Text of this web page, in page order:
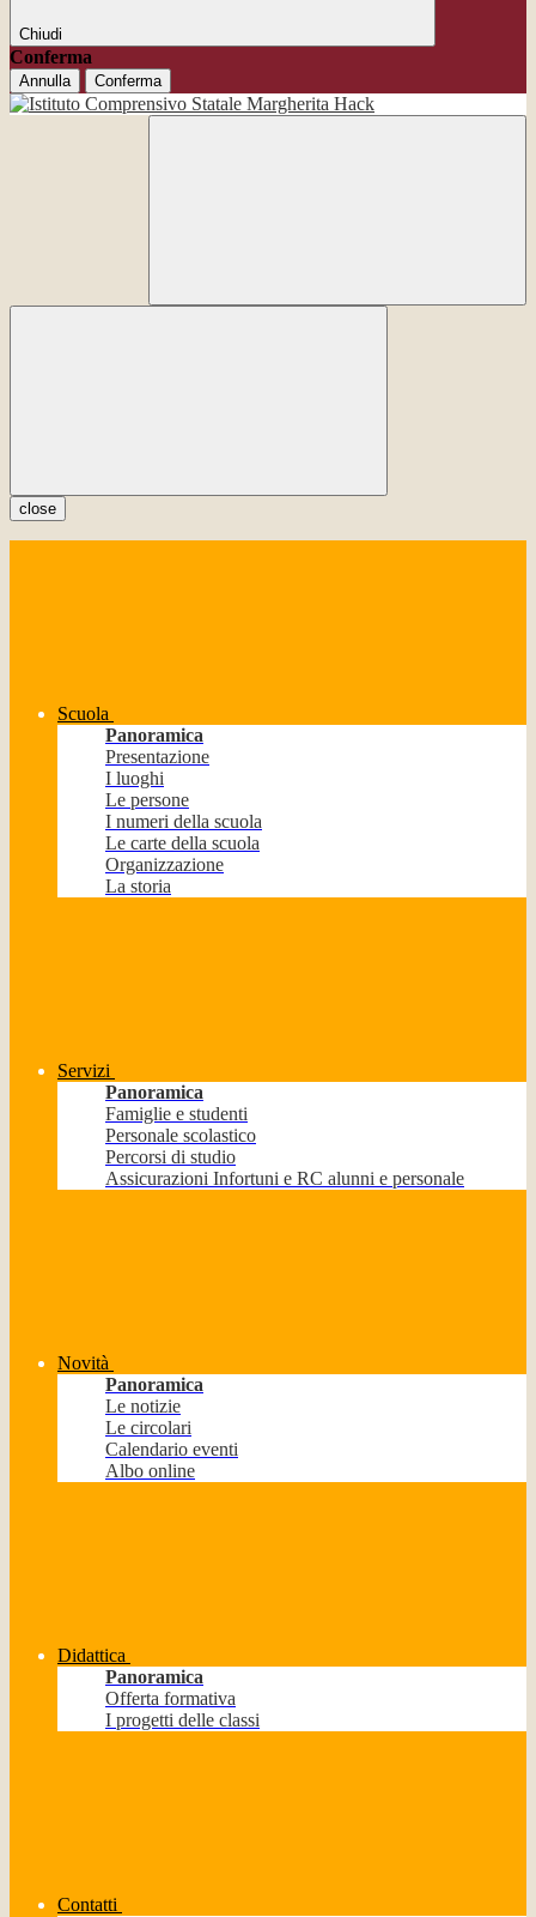
Chiudi
Conferma
Annulla Conferma
close
Scuola
Panoramica
Presentazione
I luoghi
Le persone
I numeri della scuola
Le carte della scuola
Organizzazione
La storia
Servizi
Panoramica
Famiglie e studenti
Personale scolastico
Percorsi di studio
Assicurazioni Infortuni e RC alunni e personale
Novità
Panoramica
Le notizie
Le circolari
Calendario eventi
Albo online
Didattica
Panoramica
Offerta formativa
I progetti delle classi
Contatti